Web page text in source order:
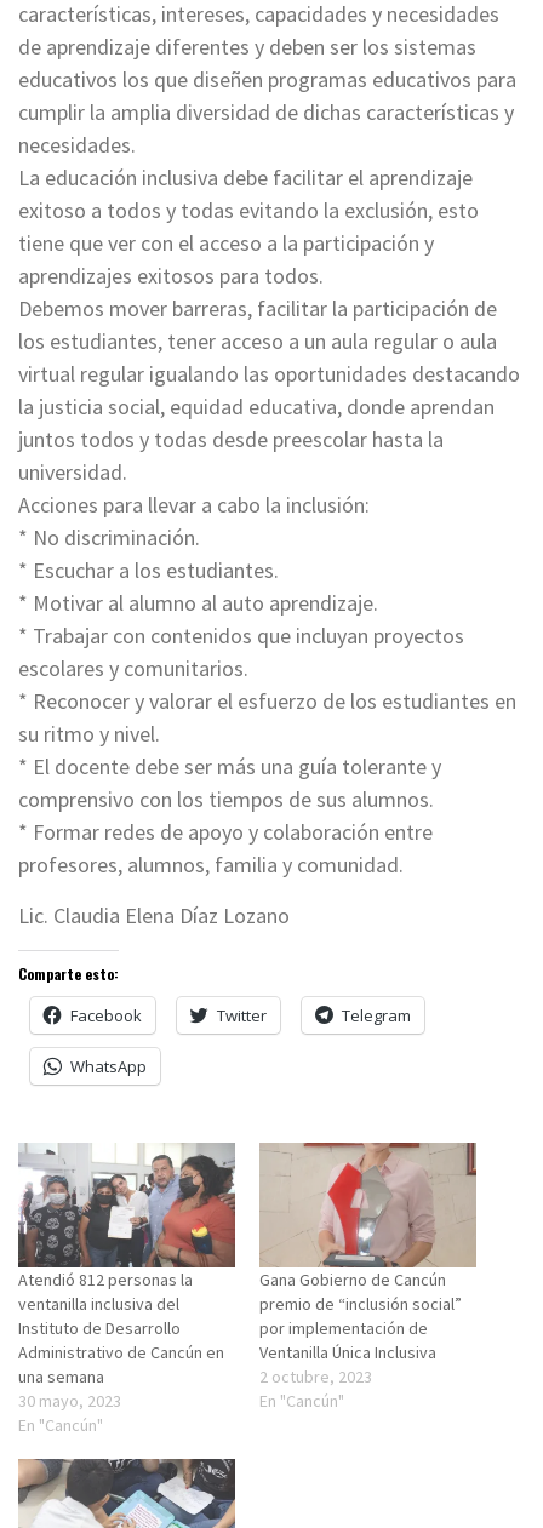
características, intereses, capacidades y necesidades
de aprendizaje diferentes y deben ser los sistemas
educativos los que diseñen programas educativos para
cumplir la amplia diversidad de dichas características y
necesidades.
La educación inclusiva debe facilitar el aprendizaje
exitoso a todos y todas evitando la exclusión, esto
tiene que ver con el acceso a la participación y
aprendizajes exitosos para todos.
Debemos mover barreras, facilitar la participación de
los estudiantes, tener acceso a un aula regular o aula
virtual regular igualando las oportunidades destacando
la justicia social, equidad educativa, donde aprendan
juntos todos y todas desde preescolar hasta la
universidad.
Acciones para llevar a cabo la inclusión:
* No discriminación.
* Escuchar a los estudiantes.
* Motivar al alumno al auto aprendizaje.
* Trabajar con contenidos que incluyan proyectos
escolares y comunitarios.
* Reconocer y valorar el esfuerzo de los estudiantes en
su ritmo y nivel.
* El docente debe ser más una guía tolerante y
comprensivo con los tiempos de sus alumnos.
* Formar redes de apoyo y colaboración entre
profesores, alumnos, familia y comunidad.
Lic. Claudia Elena Díaz Lozano
Comparte esto:
Facebook Twitter Telegram
WhatsApp
Atendió 812 personas la
ventanilla inclusiva del
Instituto de Desarrollo
Administrativo de Cancún en
una semana
30 mayo, 2023
En "Cancún"
Gana Gobierno de Cancún
premio de “inclusión social”
por implementación de
Ventanilla Única Inclusiva
2 octubre, 2023
En "Cancún"